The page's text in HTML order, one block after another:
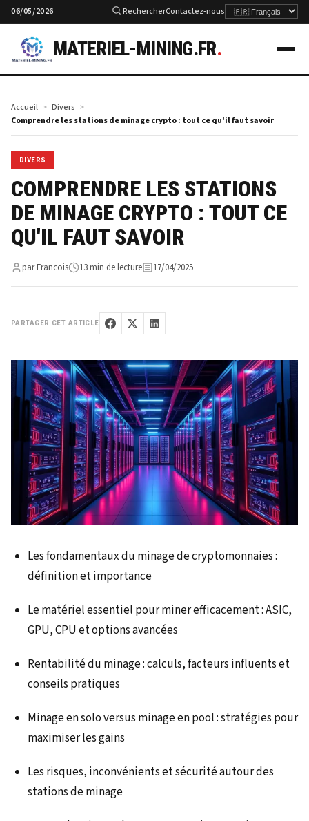
06/05/2026 RechercherContactez-nous
MATERIEL-MINING.FR.
Accueil
Divers
Comprendre les stations de minage crypto : tout ce qu'il faut savoir
DIVERS
COMPRENDRE LES STATIONS
DE MINAGE CRYPTO : TOUT CE
QU'IL FAUT SAVOIR
par Francois 13 min de lecture 17/04/2025
PARTAGER CET ARTICLE
Les fondamentaux du minage de cryptomonnaies :
définition et importance
Le matériel essentiel pour miner efficacement : ASIC,
GPU, CPU et options avancées
Rentabilité du minage : calculs, facteurs influents et
conseils pratiques
Minage en solo versus minage en pool : stratégies pour
maximiser les gains
Les risques, inconvénients et sécurité autour des
stations de minage